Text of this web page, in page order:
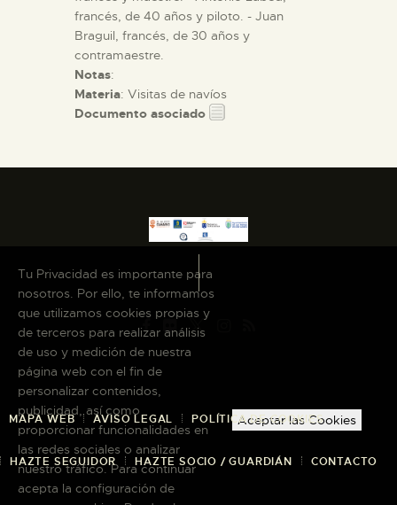
francés, de 40 años y piloto. - Juan
Braguil, francés, de 30 años y
contramaestre.
Notas:
Materia: Visitas de navíos
Documento asociado
MAPA WEB AVISO LEGAL POLÍTICA DE COOKIES
HAZTE SEGUIDOR HAZTE SOCIO / GUARDIÁN CONTACTO
Tu Privacidad es importante para
nosotros. Por ello, te informamos
que utilizamos cookies propias y
de terceros para realizar análisis
de uso y medición de nuestra
página web con el fin de
personalizar contenidos,
publicidad, así como
proporcionar funcionalidades en
las redes sociales o analizar
nuestro tráfico. Para continuar
acepta la configuración de
Aceptar las Cookies